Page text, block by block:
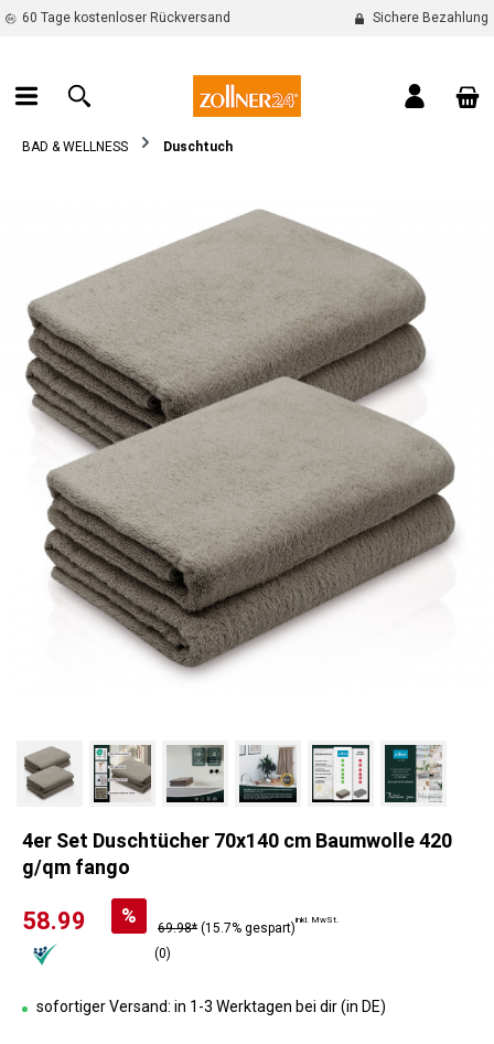
springen
60 Tage kostenloser Rückversand Sichere Bezahlung
BAD & WELLNESS Duschtuch
4er Set Duschtücher 70x140 cm Baumwolle 420
g/qm fango
58.99 %
69.98* (15.7% gespart)
inkl. MwSt.
(0)
sofortiger Versand: in 1-3 Werktagen bei dir (in DE)